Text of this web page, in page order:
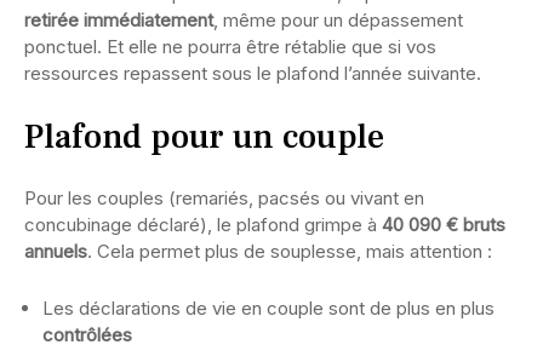
retirée immédiatement, même pour un dépassement
ponctuel. Et elle ne pourra être rétablie que si vos
ressources repassent sous le plafond l’année suivante.
Plafond pour un couple
Pour les couples (remariés, pacsés ou vivant en
concubinage déclaré), le plafond grimpe à 40 090 € bruts
annuels. Cela permet plus de souplesse, mais attention :
Les déclarations de vie en couple sont de plus en plus
contrôlées